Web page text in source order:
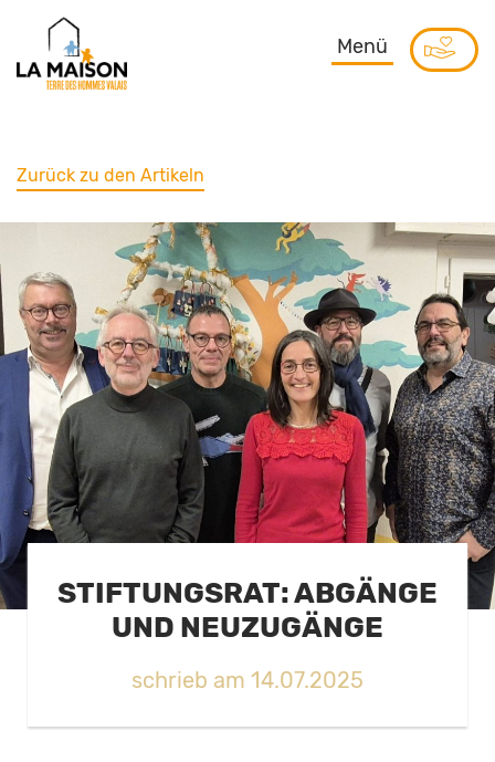
Menü
Zurück zu den Artikeln
STIFTUNGSRAT: ABGÄNGE
UND NEUZUGÄNGE
schrieb am 14.07.2025